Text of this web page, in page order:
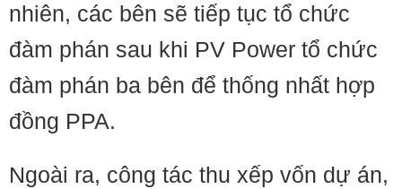
nhiên, các bên sẽ tiếp tục tổ chức
đàm phán sau khi PV Power tổ chức
đàm phán ba bên để thống nhất hợp
đồng PPA.
Ngoài ra, công tác thu xếp vốn dự án,